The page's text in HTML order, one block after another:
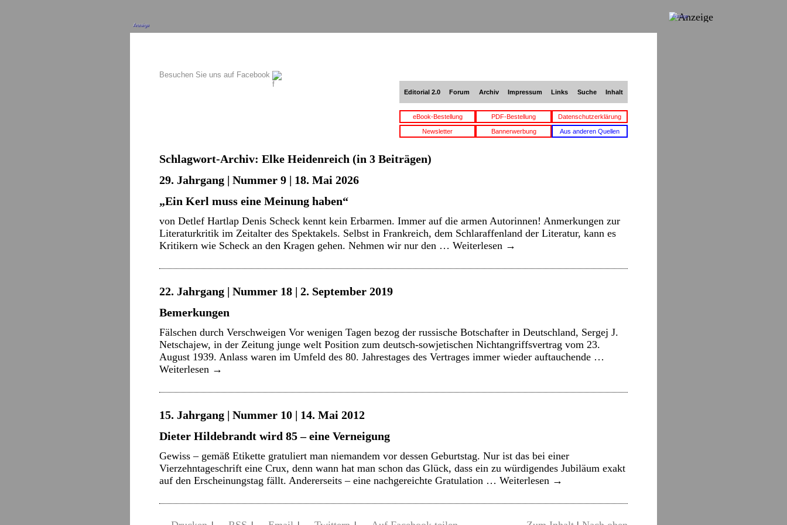
Anzeige
Besuchen Sie uns auf Facebook
Editorial 2.0 Forum Archiv Impressum Links Suche Inhalt
eBook-Bestellung PDF-Bestellung Datenschutzerklärung
Newsletter Bannerwerbung Aus anderen Quellen
Schlagwort-Archiv: Elke Heidenreich (in 3 Beiträgen)
29. Jahrgang | Nummer 9 | 18. Mai 2026
„Ein Kerl muss eine Meinung haben“
von Detlef Hartlap Denis Scheck kennt kein Erbarmen. Immer auf die armen Autorinnen! Anmerkungen zur
Literaturkritik im Zeitalter des Spektakels. Selbst in Frankreich, dem Schlaraffenland der Literatur, kann es
Kritikern wie Scheck an den Kragen gehen. Nehmen wir nur den … Weiterlesen →
22. Jahrgang | Nummer 18 | 2. September 2019
Bemerkungen
Fälschen durch Verschweigen Vor wenigen Tagen bezog der russische Botschafter in Deutschland, Sergej J.
Netschajew, in der Zeitung junge welt Position zum deutsch-sowjetischen Nichtangriffsvertrag vom 23.
August 1939. Anlass waren im Umfeld des 80. Jahrestages des Vertrages immer wieder auftauchende …
Weiterlesen →
15. Jahrgang | Nummer 10 | 14. Mai 2012
Dieter Hildebrandt wird 85 – eine Verneigung
Gewiss – gemäß Etikette gratuliert man niemandem vor dessen Geburtstag. Nur ist das bei einer
Vierzehntageschrift eine Crux, denn wann hat man schon das Glück, dass ein zu würdigendes Jubiläum exakt
auf den Erscheinungstag fällt. Andererseits – eine nachgereichte Gratulation … Weiterlesen →
Anzeige